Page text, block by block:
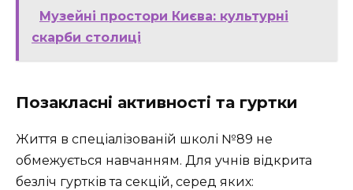
Музейні простори Києва: культурні
скарби столиці
Позакласні активності та гуртки
Життя в спеціалізованій школі №89 не
обмежується навчанням. Для учнів відкрита
безліч гуртків та секцій, серед яких: